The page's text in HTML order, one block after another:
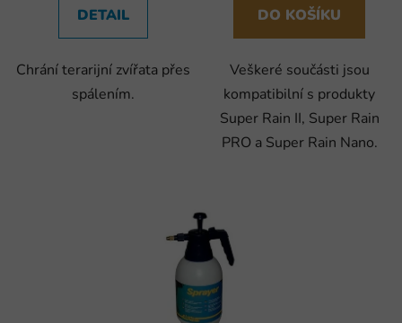
DETAIL
Chrání terarijní zvířata přes
spálením.
DO KOŠÍKU
Veškeré součásti jsou
kompatibilní s produkty
Super Rain II, Super Rain
PRO a Super Rain Nano.